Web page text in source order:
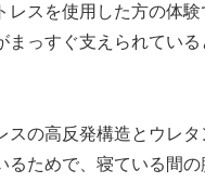
レスを使用した方の体
まっすぐ支えられてい
スの高反発構造とウレ
るためで、寝ている間